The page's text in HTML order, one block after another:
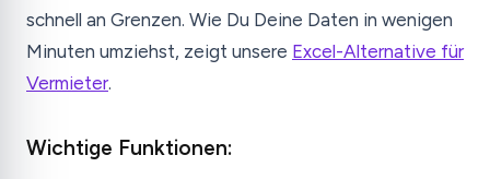
schnell an Grenzen. Wie Du Deine Daten in wenigen
Minuten umziehst, zeigt unsere Excel-Alternative für
Vermieter.
Wichtige Funktionen: